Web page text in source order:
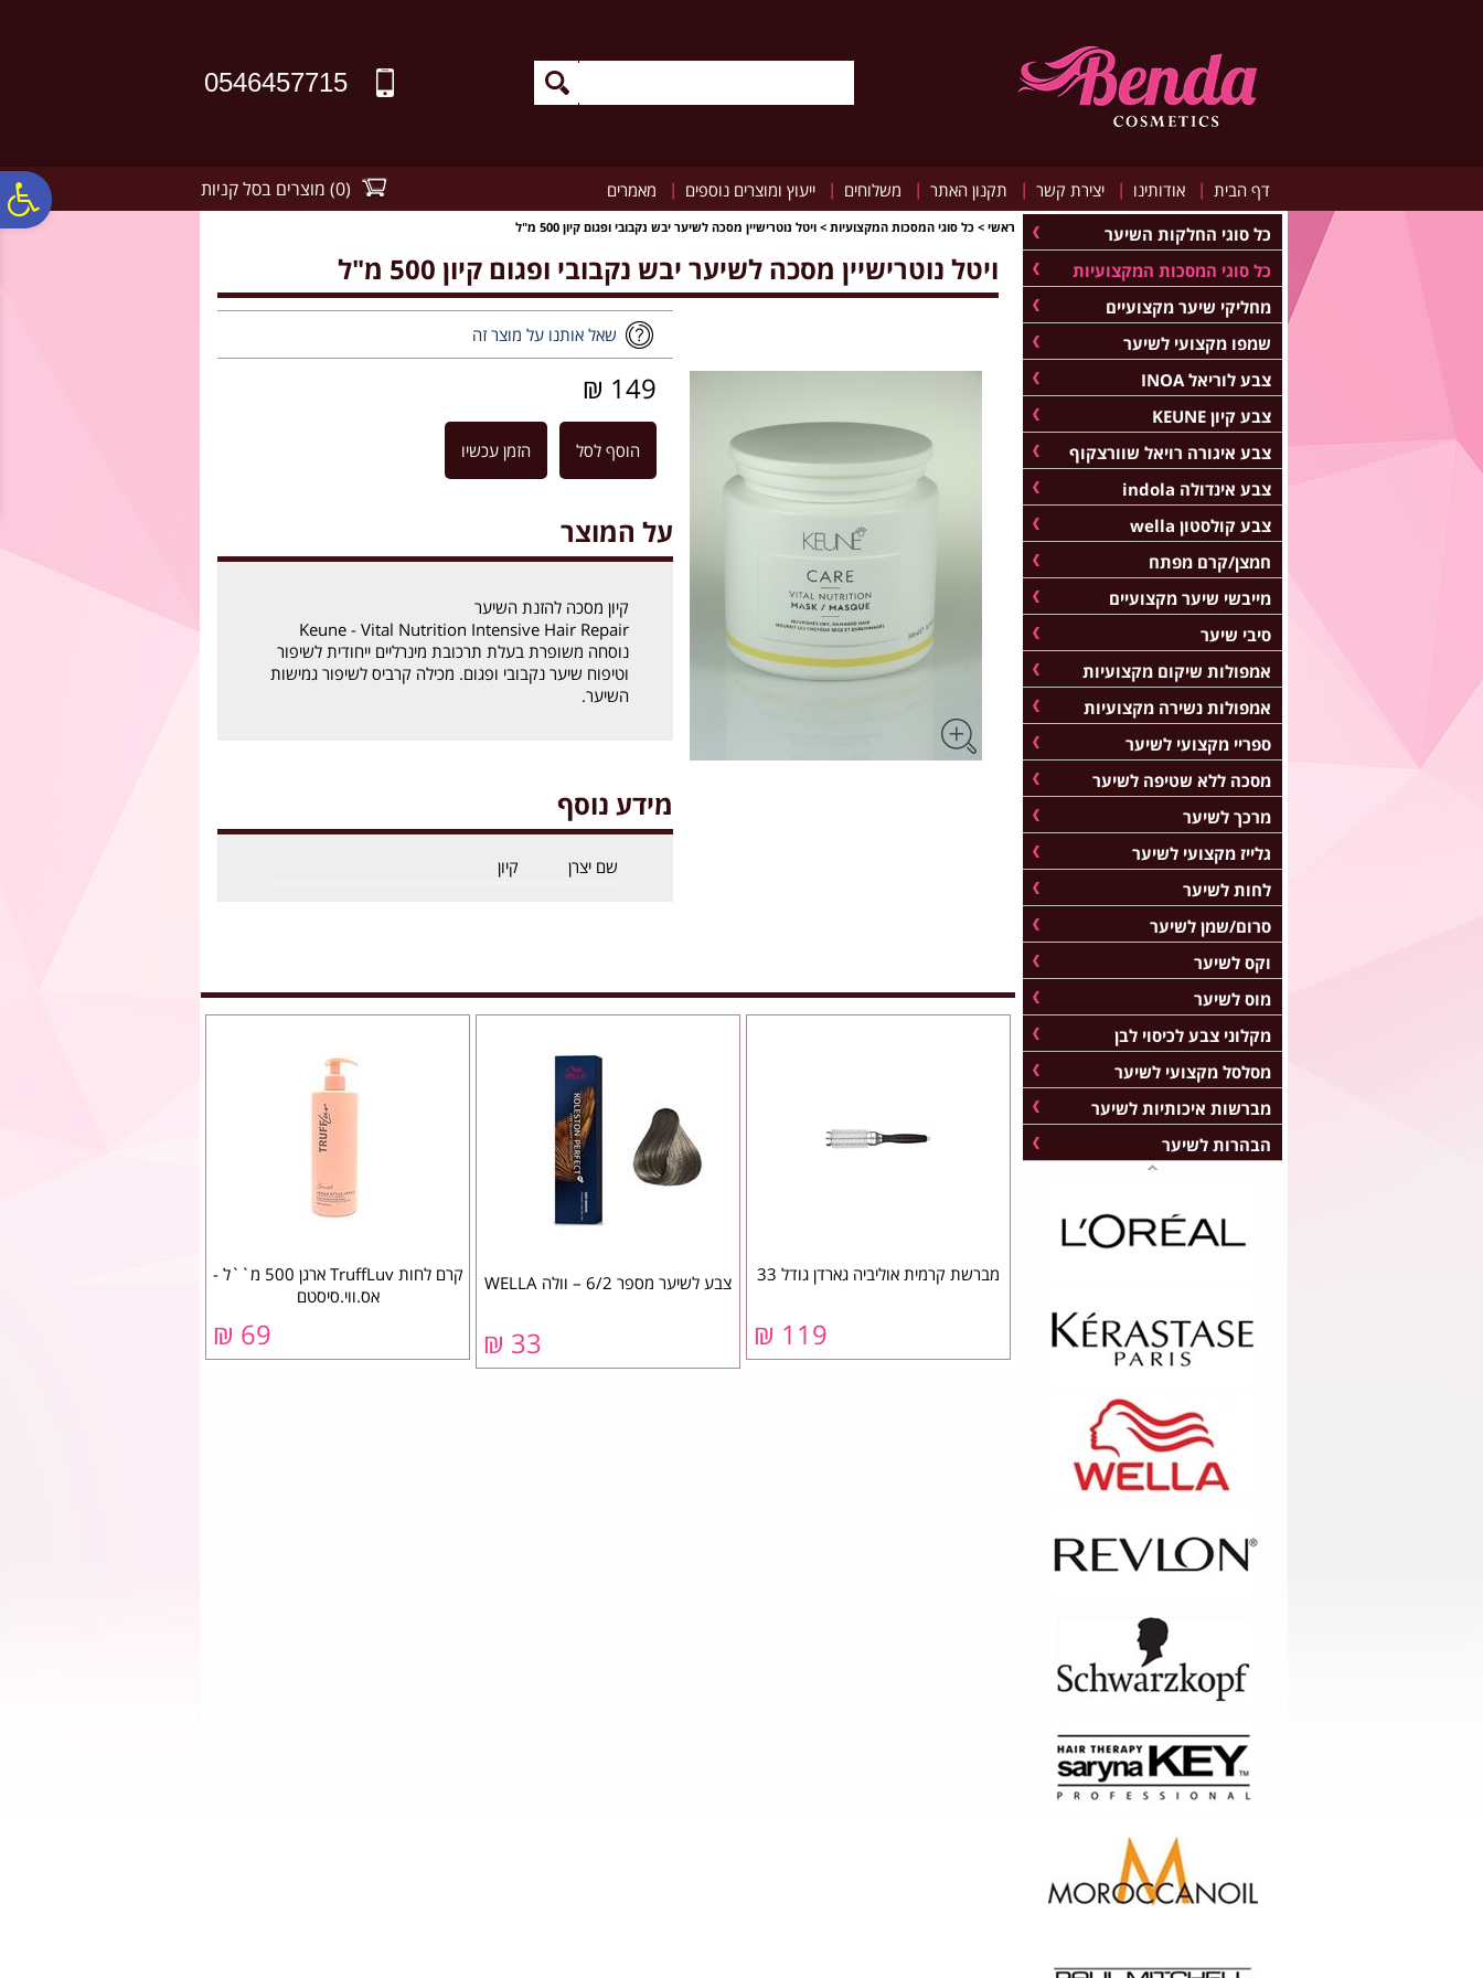
0546457715
דף הבית | אודותינו | יצירת קשר | תקנון האתר | משלוחים | ייעוץ ומוצרים נוספים | מאמרים (
0
) מוצרים בסל קניות
ראשי > כל סוגי המסכות המקצועיות > ויטל נוטרישיין מסכה לשיער יבש נקבובי ופגום קיון 500 מ"ל
ויטל נוטרישיין מסכה לשיער יבש נקבובי ופגום קיון 500 מ"ל
שאל אותנו על מוצר זה
149 ₪
הוסף לסל הזמן עכשיו
על המוצר
קיון מסכה להזנת השיער
Keune - Vital Nutrition Intensive Hair Repair
נוסחה משופרת בעלת תרכובת מינרליים ייחודית לשיפור
וטיפוח שיער נקבובי ופגום. מכילה קרביס לשיפור גמישות
השיער.
מידע נוסף
שם יצרן קיון
מברשת קרמית אוליביה גארדן גודל 33
119 ₪
צבע לשיער מספר 6/2 – וולה WELLA
33 ₪
קרם לחות TruffLuv ארגן 500 מ``ל -
אס.ווי.סיסטם
69 ₪
כל סוגי החלקות השיער
כל סוגי המסכות המקצועיות
מחליקי שיער מקצועיים
שמפו מקצועי לשיער
צבע לוריאל INOA
צבע קיון KEUNE
צבע איגורה רויאל שוורצקוף
צבע אינדולה indola
צבע קולסטון wella
חמצן/קרם מפתח
מייבשי שיער מקצועיים
סיבי שיער
אמפולות שיקום מקצועיות
אמפולות נשירה מקצועיות
ספריי מקצועי לשיער
מסכה ללא שטיפה לשיער
מרכך לשיער
גלייז מקצועי לשיער
לחות לשיער
סרום/שמן לשיער
וקס לשיער
מוס לשיער
מקלוני צבע לכיסוי לבן
מסלסל מקצועי לשיער
מברשות איכותיות לשיער
הבהרות לשיער